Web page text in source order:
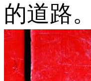
的道路。